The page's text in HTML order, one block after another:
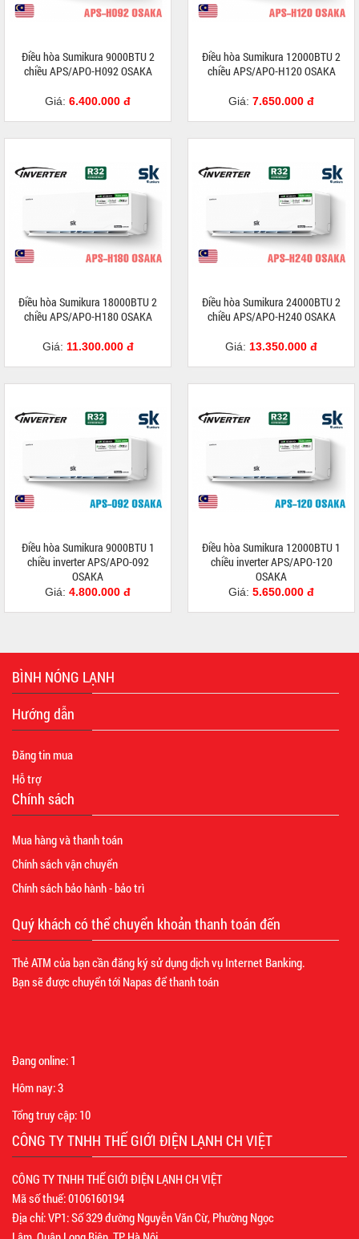
Điều hòa Sumikura 9000BTU 2
chiều APS/APO-H092 OSAKA
Giá: 6.400.000 đ
Điều hòa Sumikura 12000BTU 2
chiều APS/APO-H120 OSAKA
Giá: 7.650.000 đ
Điều hòa Sumikura 18000BTU 2
chiều APS/APO-H180 OSAKA
Giá: 11.300.000 đ
Điều hòa Sumikura 24000BTU 2
chiều APS/APO-H240 OSAKA
Giá: 13.350.000 đ
Điều hòa Sumikura 9000BTU 1
chiều inverter APS/APO-092
OSAKA
Giá: 4.800.000 đ
Điều hòa Sumikura 12000BTU 1
chiều inverter APS/APO-120
OSAKA
Giá: 5.650.000 đ
BÌNH NÓNG LẠNH
Hướng dẫn
Đăng tin mua
Hỗ trợ
Chính sách
Mua hàng và thanh toán
Chính sách vận chuyển
Chính sách bảo hành - bảo trì
Quý khách có thể chuyển khoản thanh toán đến
Thẻ ATM của bạn cần đăng ký sử dụng dịch vụ Internet Banking.
Bạn sẽ được chuyển tới Napas để thanh toán
Đang online: 1
Hôm nay:3
Tổng truy cập: 10
CÔNG TY TNHH THẾ GIỚI ĐIỆN LẠNH CH VIỆT
CÔNG TY TNHH THẾ GIỚI ĐIỆN LẠNH CH VIỆT
Mã số thuế: 0106160194
Địa chỉ: VP1: Số 329 đường Nguyễn Văn Cừ, Phường Ngọc